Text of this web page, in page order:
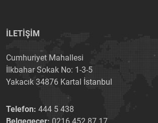
İLETİŞİM
Cumhuriyet Mahallesi
İlkbahar Sokak No: 1-3-5
Yakacık 34876 Kartal İstanbul
Telefon: 444 5 438